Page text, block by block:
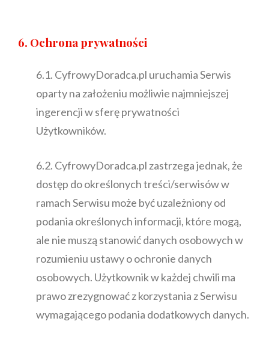
6. Ochrona prywatności
6.1. CyfrowyDoradca.pl uruchamia Serwis
oparty na założeniu możliwie najmniejszej
ingerencji w sferę prywatności
Użytkowników.
6.2. CyfrowyDoradca.pl zastrzega jednak, że
dostęp do określonych treści/serwisów w
ramach Serwisu może być uzależniony od
podania określonych informacji, które mogą,
ale nie muszą stanowić danych osobowych w
rozumieniu ustawy o ochronie danych
osobowych. Użytkownik w każdej chwili ma
prawo zrezygnować z korzystania z Serwisu
wymagającego podania dodatkowych danych.